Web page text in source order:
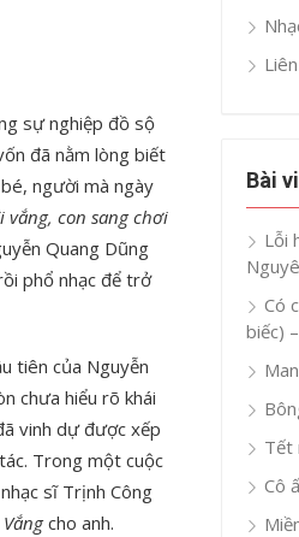
sự nghiệp đồ sộ
đã nằm lòng biết
người mà ngày
vắng, con sang chơi
Quang Dũng
phổ nhạc để trở
tiên của Nguyễn
chưa hiểu rõ khái
vinh dự được xếp
Trong một cuộc
sĩ Trịnh Công
cho anh.
Bài
Lỗi
Có
biếc)
Tết
Cô